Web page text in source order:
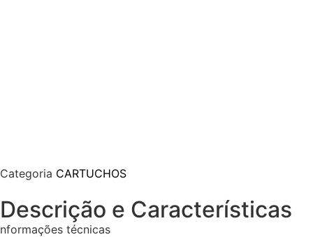
Categoria CARTUCHOS
Descrição e Características
nformações técnicas